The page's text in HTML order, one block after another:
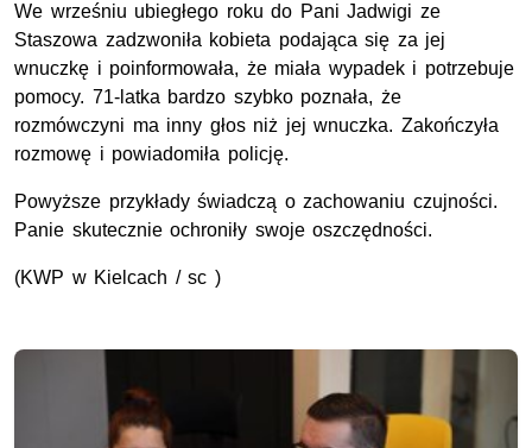
We wrześniu ubiegłego roku do Pani Jadwigi ze
Staszowa zadzwoniła kobieta podająca się za jej
wnuczkę i poinformowała, że miała wypadek i potrzebuje
pomocy. 71-latka bardzo szybko poznała, że
rozmówczyni ma inny głos niż jej wnuczka. Zakończyła
rozmowę i powiadomiła policję.
Powyższe przykłady świadczą o zachowaniu czujności.
Panie skutecznie ochroniły swoje oszczędności.
(KWP w Kielcach / sc )